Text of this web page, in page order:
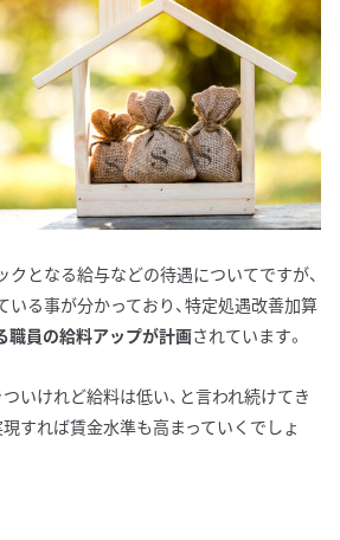
となる給与などの待遇についてですが、
いる事が分かっており、特定処遇改善加算
職員の給料アップが計画されています。
いけれど給料は低い、と言われ続けてき
すれば賃金水準も高まっていくでしょ